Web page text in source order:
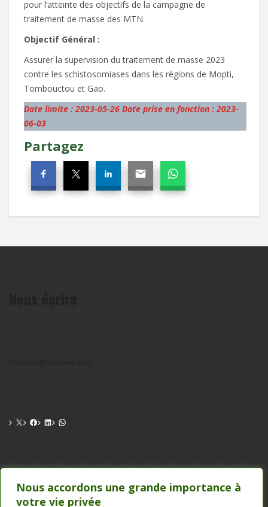
Nous accordons une grande importance à
votre vie privée
pour l’atteinte des objectifs de la campagne de
traitement de masse des MTN.
Objectif Général :
Assurer la supervision du traitement de masse 2023
contre les schistosomiases dans les régions de Mopti,
Tombouctou et Gao.
Date limite : 2023-05-26 Date prise en fonction : 2023-
06-03
Partagez
CONTACT
TEL : 20 22 39 24 , 75 50 00 26